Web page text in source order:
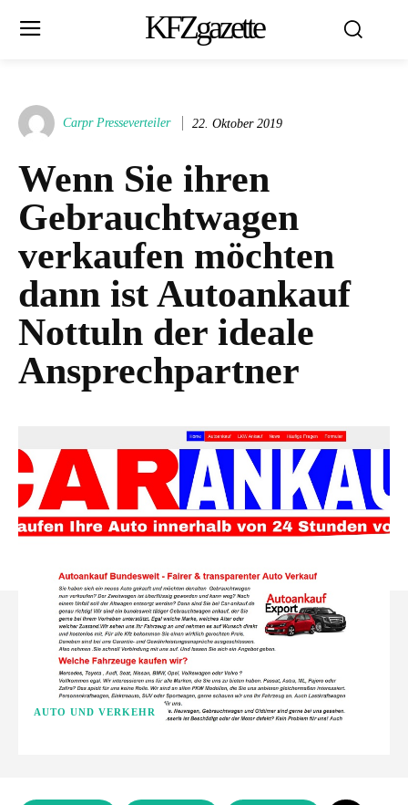
KFZgazette
Carpr Presseverteiler 22. Oktober 2019
Wenn Sie ihren
Gebrauchtwagen
verkaufen möchten
dann ist Autoankauf
Nottuln der ideale
Ansprechpartner
AUTO UND VERKEHR